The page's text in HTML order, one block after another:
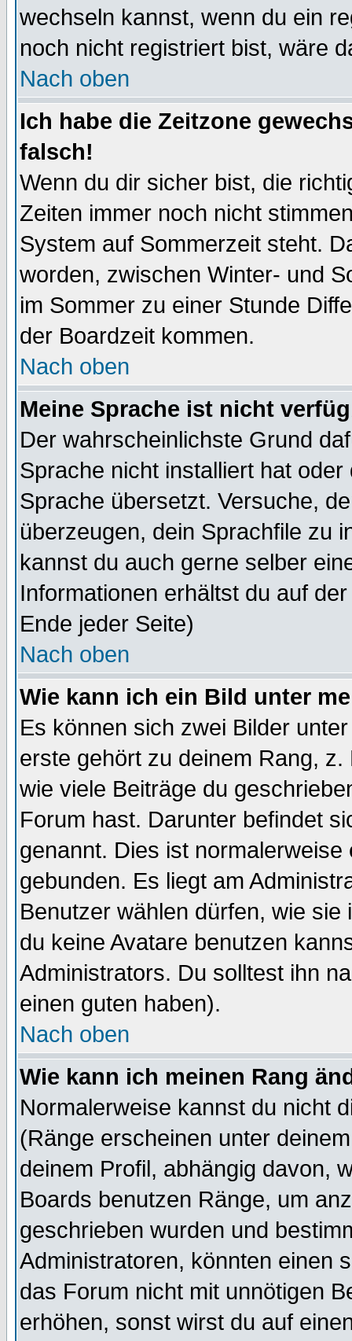
wechseln kannst, wenn du ein
noch nicht registriert bist, wäre
Nach oben
Ich habe die Zeitzone
falsch!
Wenn du dir sicher bist, die
Zeiten immer noch nicht
System auf Sommerzeit steht.
worden, zwischen Winter- und
im Sommer zu einer Stunde
der Boardzeit kommen.
Nach oben
Meine Sprache ist nicht
Der wahrscheinlichste Grund
Sprache nicht installiert hat
Sprache übersetzt. Versuche,
überzeugen, dein Sprachfile zu
kannst du auch gerne selber
Informationen erhältst du auf
Ende jeder Seite)
Nach oben
Wie kann ich ein Bild unter
Es können sich zwei Bilder
erste gehört zu deinem Rang,
wie viele Beiträge du
Forum hast. Darunter befindet
genannt. Dies ist
gebunden. Es liegt am
Benutzer wählen dürfen, wie
du keine Avatare benutzen
Administrators. Du solltest ihn
einen guten haben).
Nach oben
Wie kann ich meinen Rang
Normalerweise kannst du nicht
(Ränge erscheinen unter
deinem Profil, abhängig davon,
Boards benutzen Ränge, um
geschrieben wurden und
Administratoren, könnten einen
das Forum nicht mit unnötigen
erhöhen, sonst wirst du auf